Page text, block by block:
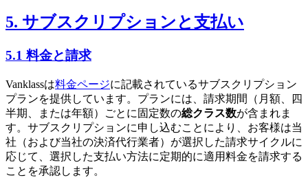
5. サブスクリプションと支払い
5.1 料金と請求
Vanklassは料金ページに記載されているサブスクリプション
プランを提供しています。プランには、請求期間（月額、四
半期、または年額）ごとに固定数の総クラス数が含まれま
す。サブスクリプションに申し込むことにより、お客様は当
社（および当社の決済代行業者）が選択した請求サイクルに
応じて、選択した支払い方法に定期的に適用料金を請求する
ことを承認します。